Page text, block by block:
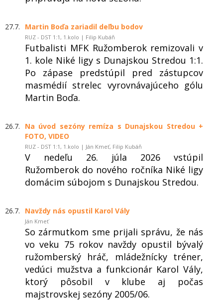
27.7. Martin Boďa zariadil deľbu bodov
RUZ - DST 1:1, 1.kolo | Filip Kubáň
Futbalisti MFK Ružomberok remizovali v
1. kole Niké ligy s Dunajskou Stredou 1:1.
Po zápase predstúpil pred zástupcov
masmédií strelec vyrovnávajúceho gólu
Martin Boďa.
26.7.
Na úvod sezóny remíza s Dunajskou Stredou +
FOTO, VIDEO
RUZ - DST 1:1, 1.kolo | Ján Kmeť, Filip Kubáň
V nedeľu 26. júla 2026 vstúpil
Ružomberok do nového ročníka Niké ligy
domácim súbojom s Dunajskou Stredou.
26.7. Navždy nás opustil Karol Vály
Ján Kmeť
So zármutkom sme prijali správu, že nás
vo veku 75 rokov navždy opustil bývalý
ružomberský hráč, mládežnícky tréner,
vedúci mužstva a funkcionár Karol Vály,
ktorý pôsobil v klube aj počas
majstrovskej sezóny 2005/06.